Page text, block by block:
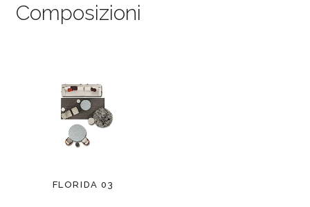
Composizioni
FLORIDA 03